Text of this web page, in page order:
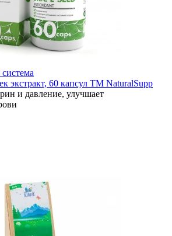
экстракт, 60 капсул ТМ NaturalSupp
и давление, улучшает